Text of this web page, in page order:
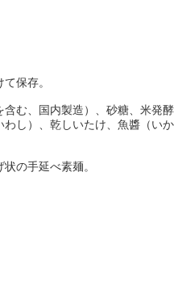
保存。
含む、国内製造）、砂糖、米発酵
し）、乾しいたけ、魚醬（いか
の手延べ素麺。